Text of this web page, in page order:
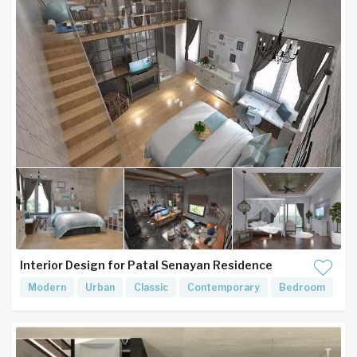
Interior Design for Patal Senayan Residence
Modern Urban Classic Contemporary Bedroom